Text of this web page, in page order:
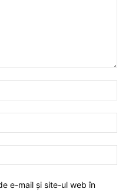
e-mail și site-ul web în